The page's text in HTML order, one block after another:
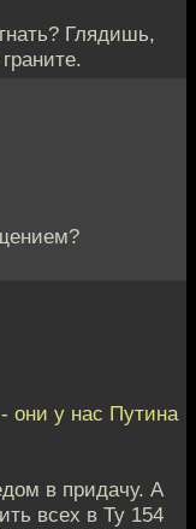
Глядишь,
они у нас Путина
в придачу. А
всех в Ту 154